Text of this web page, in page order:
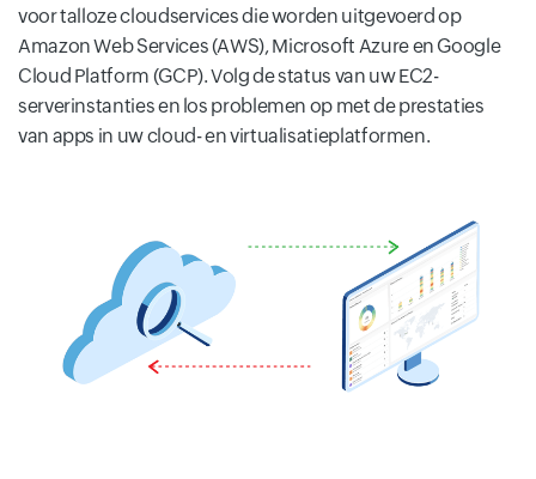
voor talloze cloudservices die worden uitgevoerd op
Amazon Web Services (AWS), Microsoft Azure en Google
Cloud Platform (GCP). Volg de status van uw EC2-
serverinstanties en los problemen op met de prestaties
van apps in uw cloud- en virtualisatieplatformen.